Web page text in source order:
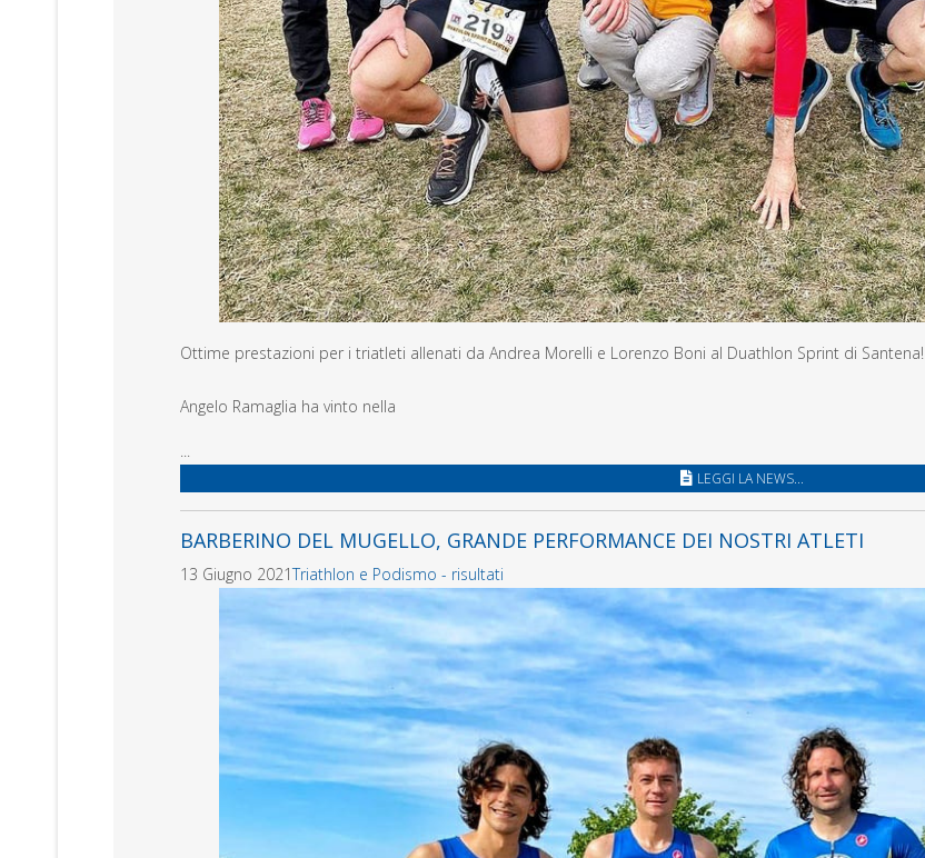
Ottime prestazioni per i triatleti allenati da Andrea Morelli e Lorenzo Boni al Duathlon Sprint di Santena!
Angelo Ramaglia ha vinto nella
...
LEGGI LA NEWS...
BARBERINO DEL MUGELLO, GRANDE PERFORMANCE DEI NOSTRI ATLETI
13 Giugno 2021Triathlon e Podismo - risultati